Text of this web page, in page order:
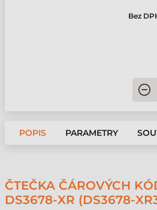
Bez
POPIS PARAMETRY
ČTEČKA ČÁROVÝCH
DS3678-XR (DS3678-